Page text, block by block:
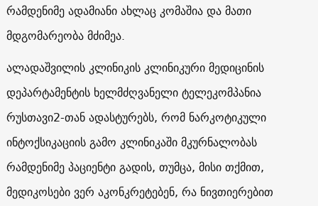
რამდენიმე ადამიანი ახლაც კომაშია და მათი
მდგომარეობა მძიმეა.
ალადაშვილის კლინიკის კლინიკური მედიცინის
დეპარტამენტის ხელმძღვანელი ტელეკომპანია
რუსთავი2-თან ადასტურებს, რომ ნარკოტიკული
ინტოქსიკაციის გამო კლინიკაში მკურნალობას
რამდენიმე პაციენტი გადის, თუმცა, მისი თქმით,
მედიკოსები ვერ აკონკრეტებენ, რა ნივთიერებით